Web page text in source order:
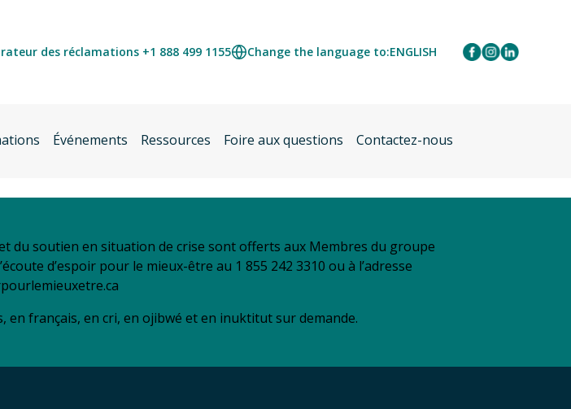
des réclamations +1 888 499 1155 Change the language to:ENGLISH
Événements Ressources Foire aux questions Contactez-nous
du soutien en situation de crise sont offerts aux Membres du groupe
d’espoir pour le mieux-être au 1 855 242 3310 ou à l’adresse
français, en cri, en ojibwé et en inuktitut sur demande.